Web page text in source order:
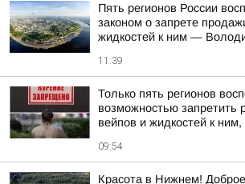
Пять регионов России
законом о запрете
жидкостей к ним —
11:39
Только пять регионов
возможностью запретить
вейпов и жидкостей к
09:54
Красота в Нижнем!